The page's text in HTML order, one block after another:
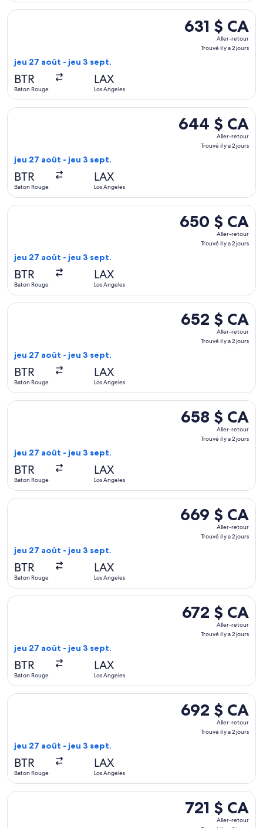
2 jours
631 $ CA
Aller-
retour,
2 jours
631 $ CA
Aller-retour
Trouvé il y a 2 jours
jeu 27 août - jeu 3 sept.
BTR
Baton Rouge
LAX
Los Angeles
Sélectionner le vol American Airlines depuis Baton Rouge
644 $ CA
Aller-
retour,
2 jours
644 $ CA
Aller-retour
Trouvé il y a 2 jours
jeu 27 août - jeu 3 sept.
BTR
Baton Rouge
LAX
Los Angeles
Sélectionner le vol United depuis Baton Rouge vers Los
650 $ CA
Aller-
retour,
2 jours
650 $ CA
Aller-retour
Trouvé il y a 2 jours
jeu 27 août - jeu 3 sept.
BTR
Baton Rouge
LAX
Los Angeles
Sélectionner le vol Delta depuis Baton Rouge vers Los
652 $ CA
Aller-
retour,
2 jours
652 $ CA
Aller-retour
Trouvé il y a 2 jours
jeu 27 août - jeu 3 sept.
BTR
Baton Rouge
LAX
Los Angeles
Sélectionner le vol Delta depuis Baton Rouge vers Los
658 $ CA
Aller-
retour,
2 jours
658 $ CA
Aller-retour
Trouvé il y a 2 jours
jeu 27 août - jeu 3 sept.
BTR
Baton Rouge
LAX
Los Angeles
Sélectionner le vol American Airlines depuis Baton Rouge
669 $ CA
Aller-
retour,
2 jours
669 $ CA
Aller-retour
Trouvé il y a 2 jours
jeu 27 août - jeu 3 sept.
BTR
Baton Rouge
LAX
Los Angeles
Sélectionner le vol United depuis Baton Rouge vers Los
672 $ CA
Aller-
retour,
2 jours
672 $ CA
Aller-retour
Trouvé il y a 2 jours
jeu 27 août - jeu 3 sept.
BTR
Baton Rouge
LAX
Los Angeles
Sélectionner le vol American Airlines depuis Baton Rouge
692 $ CA
Aller-
retour,
2 jours
692 $ CA
Aller-retour
Trouvé il y a 2 jours
jeu 27 août - jeu 3 sept.
BTR
Baton Rouge
LAX
Los Angeles
Sélectionner le vol United depuis Baton Rouge vers Los
721 $ CA
Aller-
721 $ CA
Aller-retour
Sélectionner le vol American Airlines depuis Baton Rouge